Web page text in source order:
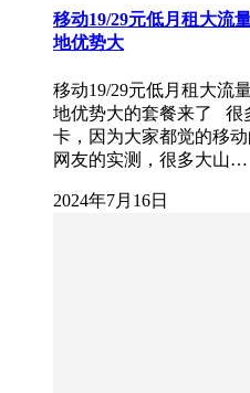
移动19/29元低月租大流
地优势大
移动19/29元低月租大流
地优势大的套餐来了 很
卡，因为大家都觉的移
网友的实测，很多大山…
2024年7月16日